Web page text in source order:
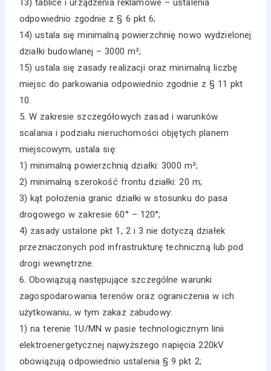
odpowiednio zgodnie z § 6 pkt 6;
14) ustala się minimalną powierzchnię nowo wydzielonej
działki budowlanej – 3000 m²;
15) ustala się zasady realizacji oraz minimalną liczbę
miejsc do parkowania odpowiednio zgodnie z § 11 pkt
10.
5. W zakresie szczegółowych zasad i warunków
scalania i podziału nieruchomości objętych planem
miejscowym, ustala się:
1) minimalną powierzchnią działki: 3000 m²;
2) minimalną szerokość frontu działki: 20 m;
3) kąt położenia granic działki w stosunku do pasa
drogowego w zakresie 60° – 120°;
4) zasady ustalone pkt 1, 2 i 3 nie dotyczą działek
przeznaczonych pod infrastrukturę techniczną lub pod
drogi wewnętrzne.
6. Obowiązują następujące szczególne warunki
zagospodarowania terenów oraz ograniczenia w ich
użytkowaniu, w tym zakaz zabudowy:
1) na terenie 1U/MN w pasie technologicznym linii
elektroenergetycznej najwyższego napięcia 220kV
obowiązują odpowiednio ustalenia § 9 pkt 2;